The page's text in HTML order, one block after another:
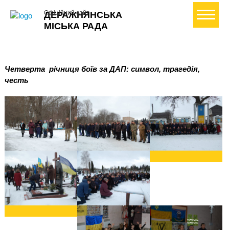
ДЕРАЖНЯНСЬКА
МІСЬКА РАДА
Офіційний сайт+ Створити петицію
Четверта річниця боїв за ДАП: символ, трагедія,
честь